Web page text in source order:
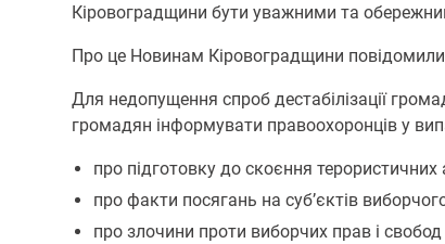
Кіровоградщини бути уважними та
Про це Новинам Кіровоградщини повідомили
Для недопущення спроб дестабілізації
громадян інформувати правоохоронців у
про підготовку до скоєння
про факти посягань на суб’єктів
про злочини проти виборчих прав і